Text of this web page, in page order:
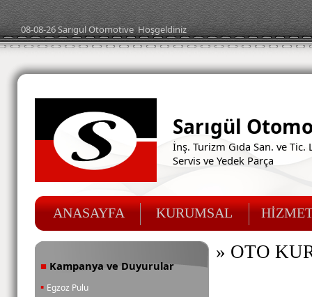
08-08-26Sarıgul OtomotiveHoşgeldiniz
Sarıgül
İnş. Turizm Gıda San. ve Tic.
Servis ve Yedek Parça
ANASAYFA KURUMSAL
■ Kampanya ve Duyurular
▪ Egzoz Pulu
» OTO